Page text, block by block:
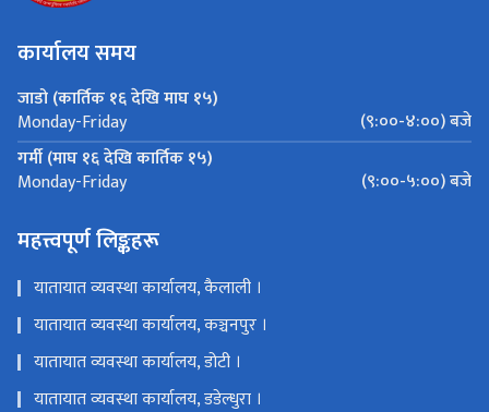
कार्यालय समय
जाडो (कार्तिक १६ देखि माघ १५)
Monday-Friday
(९:००-४:००) बजे
गर्मी (माघ १६ देखि कार्तिक १५)
Monday-Friday (९:००-५:००) बजे
महत्त्वपूर्ण लिङ्कहरू
यातायात व्यवस्था कार्यालय, कैलाली ।
यातायात व्यवस्था कार्यालय, कञ्चनपुर ।
यातायात व्यवस्था कार्यालय, डोटी ।
यातायात व्यवस्था कार्यालय, डडेल्धुरा ।